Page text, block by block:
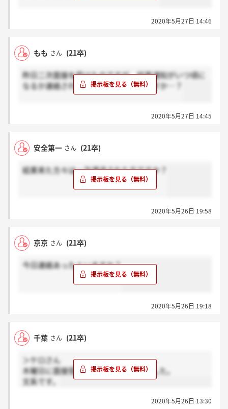
2020年5月27日 14:46
もも さん (21卒)
昨日二次面接を受けたのですが、結果通知がいつ頃に
なるか連絡された方はいらっしゃいますか…？
2020年5月27日 14:45
安全第一 さん (21卒)
結果来た方々は一次通過された方ですか？
2020年5月26日 19:58
京京 さん (21卒)
今日連絡あった人いますか？
2020年5月26日 19:18
千葉 さん (21卒)
＞ケロさん
木曜日に面接受けて、昨日連絡貰いました。
文系です。
2020年5月26日 13:30